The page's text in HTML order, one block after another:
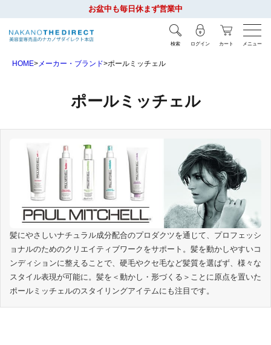
お盆中も毎日休まず営業中
検索 ログイン カート メニュー
HOME メーカー・ブランド ポールミッチェル
ポールミッチェル
髪にやさしいナチュラル成分配合のプロダクツを通じて、プロフェッシ
ョナルのためのクリエイティブワークをサポート。髪を動かしやすいコ
ンディションに整えることで、硬毛やクセ毛など髪質を選ばず、様々な
スタイル表現が可能に。髪を＜動かし・形づくる＞ことに原点を置いた
ポールミッチェルのスタイリングアイテムにも注目です。